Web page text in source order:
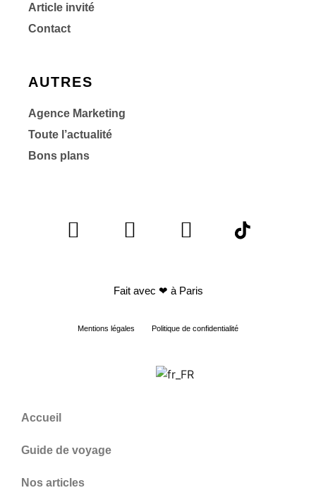
Article invité
Contact
AUTRES
Agence Marketing
Toute l’actualité
Bons plans
Fait avec ❤ à Paris
Mentions légales Politique de confidentialité
Accueil
Guide de voyage
Nos articles